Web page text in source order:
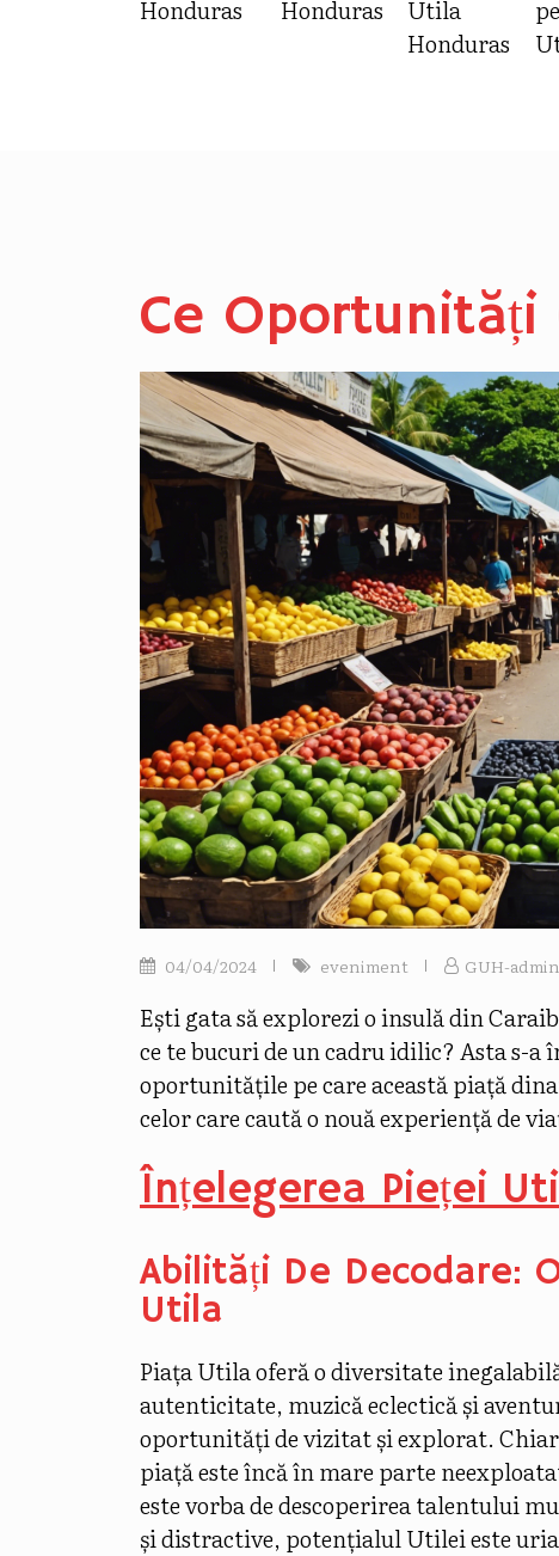
Honduras
Honduras
Utila
Honduras
pe
Ce Oportunități
04/04/2024 eveniment GUH-admin
Ești gata să explorezi o insulă din
ce te bucuri de un cadru idilic? Asta s-
oportunitățile pe care această piață
celor care caută o nouă experiență de
Înțelegerea Pieței
Abilități De Decodare:
Utila
Piața Utila oferă o diversitate
autenticitate, muzică eclectică și
oportunități de vizitat și explorat. Chiar
piață este încă în mare parte
este vorba de descoperirea talentului
și distractive, potențialul Utilei este